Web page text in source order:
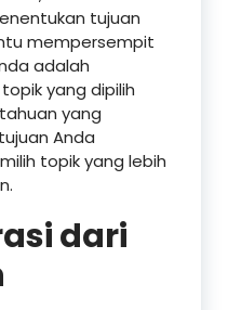
tujuan
mempersempit
adalah
yang dipilih
yang
Anda
topik yang lebih
dari